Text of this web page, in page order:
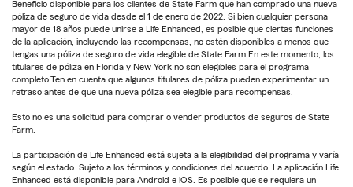
Beneficio disponible para los clientes de State Farm que han comprado una nueva
póliza de seguro de vida desde el 1 de enero de 2022. Si bien cualquier persona
mayor de 18 años puede unirse a Life Enhanced, es posible que ciertas funciones
de la aplicación, incluyendo las recompensas, no estén disponibles a menos que
tengas una póliza de seguro de vida elegible de State Farm.En este momento, los
titulares de póliza en Florida y New York no son elegibles para el programa
completo.Ten en cuenta que algunos titulares de póliza pueden experimentar un
retraso antes de que una nueva póliza sea elegible para recompensas.
Esto no es una solicitud para comprar o vender productos de seguros de State
Farm.
La participación de Life Enhanced está sujeta a la elegibilidad del programa y varía
según el estado. Sujeto a los términos y condiciones del acuerdo. La aplicación Life
Enhanced está disponible para Android e iOS. Es posible que se requiera un